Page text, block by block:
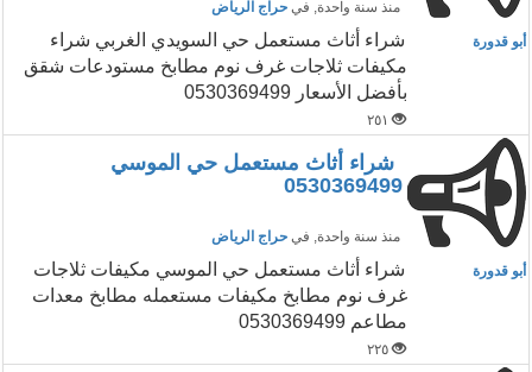
منذ سنة واحدة, في حراج الرياض
أبو قدورة
شراء أثاث مستعمل حي السويدي الغربي شراء
مكيفات ثلاجات غرف نوم مطابخ مستودعات شقق
بأفضل الأسعار 0530369499
٢٥١
شراء أثاث مستعمل حي الموسي
0530369499
منذ سنة واحدة, في حراج الرياض
أبو قدورة
شراء أثاث مستعمل حي الموسي مكيفات ثلاجات
غرف نوم مطابخ مكيفات مستعمله مطابخ معدات
مطاعم 0530369499
٢٢٥